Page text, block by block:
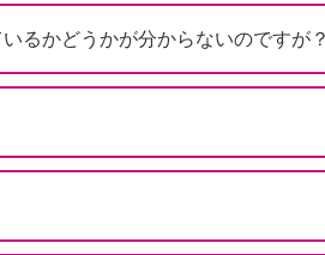
るかどうかが分からないのですが